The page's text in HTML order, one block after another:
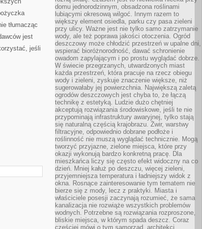
tłumacząc
jest
jeśli
domu jednorodzinnym, obsadzona roślinami
lubiącymi okresową wilgoć. Innym razem to
większy element osiedla, parku czy pasa zieleni
przy ulicy. Ważne jest nie tylko samo zatrzymanie
wody, ale też poprawa jakości otoczenia. Ogród
deszczowy może chłodzić przestrzeń w upalne dni,
wspierać bioróżnorodność, dawać schronienie
owadom zapylającym i po prostu wyglądać dobrze.
W świecie przegrzanych, utwardzonych miast
każda przestrzeń, która pracuje na rzecz obiegu
wody i zieleni, zyskuje znaczenie większe, niż
sugerowałaby jej powierzchnia. Największą zaletą
ogrodów deszczowych jest chyba to, że łączą
technikę z estetyką. Ludzie dużo chętniej
akceptują rozwiązania środowiskowe, jeśli te nie
przypominają infrastruktury awaryjnej, tylko stają
się naturalną częścią krajobrazu. Żwir, warstwy
filtracyjne, odpowiednio dobrane podłoże i
roślinność nie muszą wyglądać technicznie. Mogą
tworzyć przyjazne, zielone miejsca, które przy
okazji wykonują bardzo konkretną pracę. Dla
mieszkańca liczy się często efekt widoczny na co
dzień. Mniej kałuż po deszczu, więcej zieleni,
przyjemniejsza temperatura i ładniejszy widok z
okna. Rosnące zainteresowanie tym tematem nie
bierze się z mody, lecz z praktyki. Miasta i
właściciele posesji zaczynają rozumieć, że sama
kanalizacja nie rozwiąże wszystkich problemów
wodnych. Potrzebne są rozwiązania rozproszone,
bliskie miejsca, w którym spada deszcz. Coraz
częściej mówi o tym samorząd, architekci